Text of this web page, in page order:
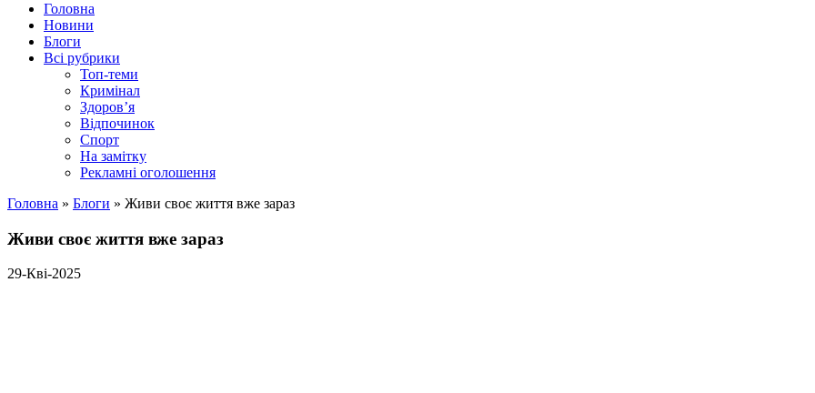
Головна
Новини
Блоги
Всі рубрики
Топ-теми
Кримінал
Здоров’я
Відпочинок
Спорт
На замітку
Рекламні оголошення
Головна » Блоги » Живи своє життя вже зараз
Живи своє життя вже зараз
29-Кві-2025